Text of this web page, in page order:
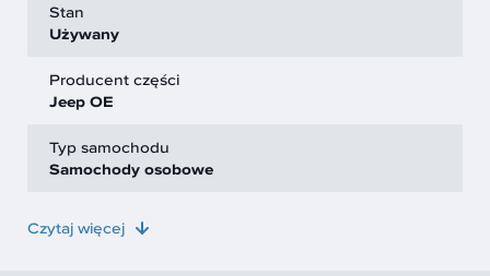
Stan
Używany
Producent części
Jeep OE
Typ samochodu
Samochody osobowe
Czytaj więcej